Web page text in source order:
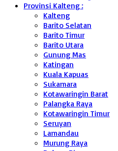
Provinsi Kalteng :
Kalteng
Barito Selatan
Barito Timur
Barito Utara
Gunung Mas
Katingan
Kuala Kapuas
Sukamara
Kotawaringin Barat
Palangka Raya
Kotawaringin Timur
Seruyan
Lamandau
Murung Raya